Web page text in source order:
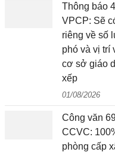
Thông báo
VPCP: Sẽ
riêng về số
phó và vị trí
cơ sở giáo
xếp
01/08/2026
Công văn
CCVC:
phòng cấp